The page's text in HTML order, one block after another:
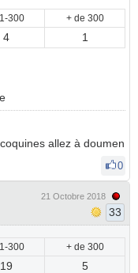
300 + de 300
4 1
allez à doumen
0
21 Octobre 2018
33
300 + de 300
19 5